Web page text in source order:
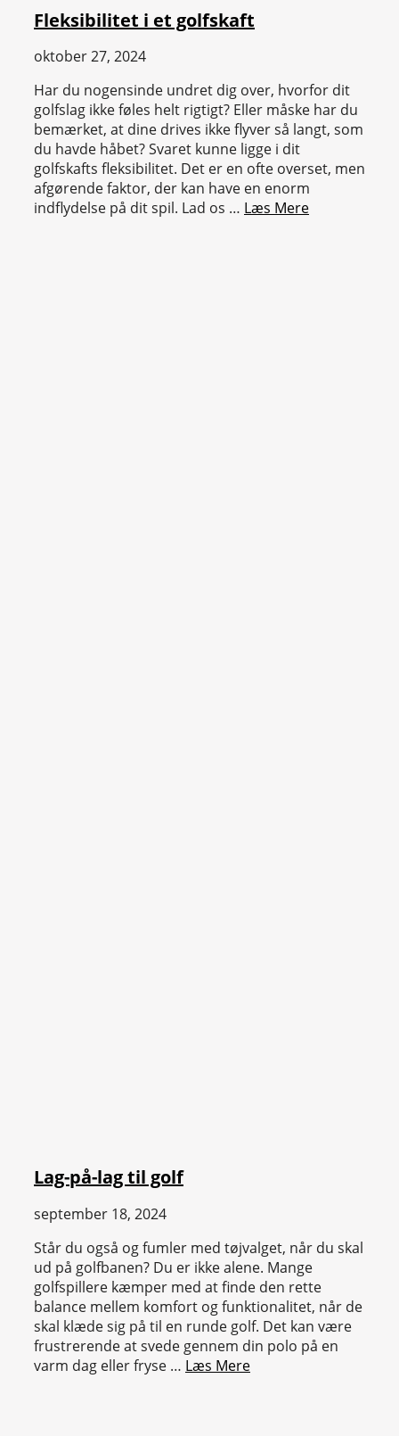
Fleksibilitet i et golfskaft
oktober 27, 2024
Har du nogensinde undret dig over, hvorfor dit
golfslag ikke føles helt rigtigt? Eller måske har du
bemærket, at dine drives ikke flyver så langt, som
du havde håbet? Svaret kunne ligge i dit
golfskafts fleksibilitet. Det er en ofte overset, men
afgørende faktor, der kan have en enorm
indflydelse på dit spil. Lad os … Læs Mere
Lag-på-lag til golf
september 18, 2024
Står du også og fumler med tøjvalget, når du skal
ud på golfbanen? Du er ikke alene. Mange
golfspillere kæmper med at finde den rette
balance mellem komfort og funktionalitet, når de
skal klæde sig på til en runde golf. Det kan være
frustrerende at svede gennem din polo på en
varm dag eller fryse … Læs Mere